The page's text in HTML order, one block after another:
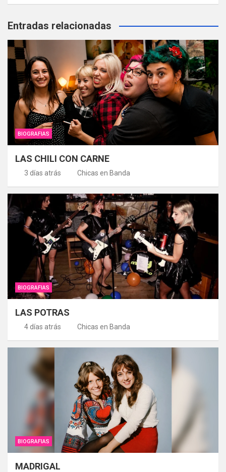
Entradas relacionadas
BIOGRAFIAS
LAS CHILI CON CARNE
3 días atrás Chicas en Banda
BIOGRAFIAS
LAS POTRAS
4 días atrás Chicas en Banda
BIOGRAFIAS
MADRIGAL